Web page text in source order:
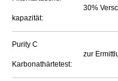
kapazität:
30%
Purity C
Karbonathärtetest:
zur